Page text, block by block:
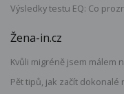
Výsledky testu EQ: Co
Žena-in.cz
Kvůli migréně jsem málem
Pět tipů, jak začít